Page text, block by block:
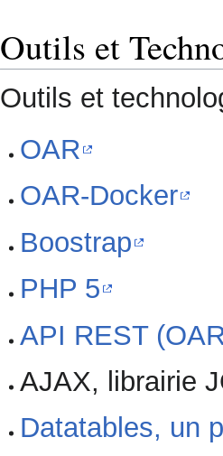
Outils et
Outils et
OAR
OAR-Docker
Boostrap
PHP 5
API REST
AJAX, librairie
Datatables, un